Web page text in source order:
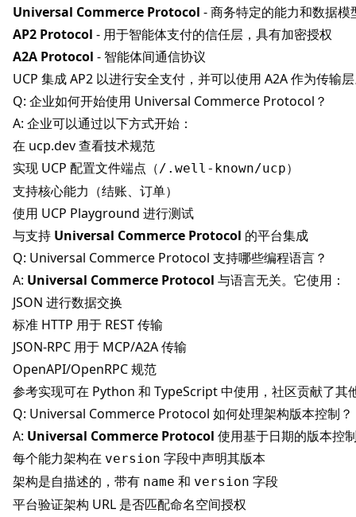
Universal Commerce Protocol - 商务特定的能力和数据模
AP2 Protocol - 用于智能体支付的信任层，具有加密授权
A2A Protocol - 智能体间通信协议
UCP 集成 AP2 以进行安全支付，并可以使用 A2A 作为传输
Q: 企业如何开始使用 Universal Commerce Protocol？
A: 企业可以通过以下方式开始：
在 ucp.dev查看技术规范
实现 UCP 配置文件端点（/.well-known/ucp）
支持核心能力（结账、订单）
使用 UCP Playground 进行测试
与支持 Universal Commerce Protocol 的平台集成
Q: Universal Commerce Protocol 支持哪些编程语言？
A: Universal Commerce Protocol 与语言无关。它使用：
JSON 进行数据交换
标准 HTTP 用于 REST 传输
JSON-RPC 用于 MCP/A2A 传输
OpenAPI/OpenRPC 规范
参考实现可在 Python 和 TypeScript 中使用，社区贡献了其
Q: Universal Commerce Protocol 如何处理架构版本控制？
A: Universal Commerce Protocol 使用基于日期的版本控
每个能力架构在 version 字段中声明其版本
架构是自描述的，带有 name 和 version 字段
平台验证架构 URL 是否匹配命名空间授权